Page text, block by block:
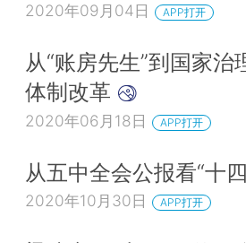
2020年09月04日 APP打开
从“账房先生”到国家治
体制改革
2020年06月18日 APP打开
从五中全会公报看“十
2020年10月30日 APP打开